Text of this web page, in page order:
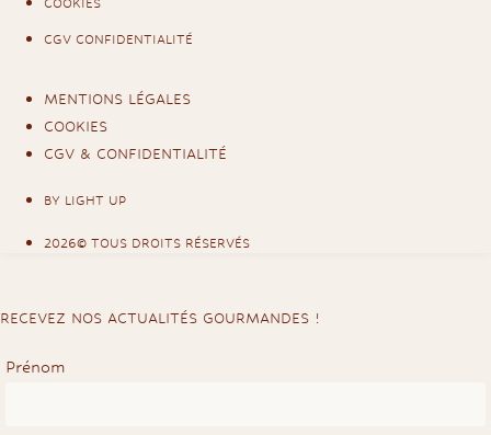
COOKIES
CGV CONFIDENTIALITÉ
MENTIONS LÉGALES
COOKIES
CGV & CONFIDENTIALITÉ
BY LIGHT UP
2026© TOUS DROITS RÉSERVÉS
RECEVEZ NOS ACTUALITÉS GOURMANDES !
Prénom